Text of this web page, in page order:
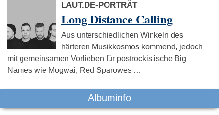
LAUT.DE-PORTRÄT
Long Distance Calling
Aus unterschiedlichen Winkeln des
härteren Musikkosmos kommend, jedoch
mit gemeinsamen Vorlieben für postrockistische Big
Names wie Mogwai, Red Sparowes …
Albuminfo